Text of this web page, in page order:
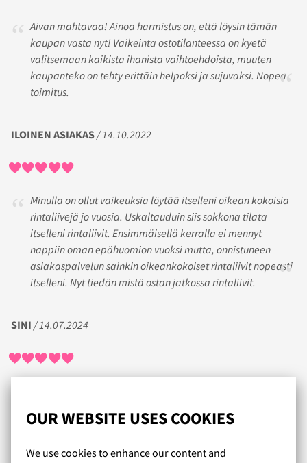
OUR WEBSITE USES COOKIES
We use cookies to enhance our content and
Aivan mahtavaa! Ainoa harmistus on, että löysin tämän
kaupan vasta nyt! Vaikeinta ostotilanteessa on kyetä
valitsemaan kaikista ihanista vaihtoehdoista, muuten
kaupanteko on tehty erittäin helpoksi ja sujuvaksi. Nopea
toimitus.
ILOINEN ASIAKAS/ 14.10.2022
Minulla on ollut vaikeuksia löytää itselleni oikean kokoisia
rintaliivejä jo vuosia. Uskaltauduin siis sokkona tilata
itselleni rintaliivit. Ensimmäisellä kerralla ei mennyt
nappiin oman epähuomion vuoksi mutta, onnistuneen
asiakaspalvelun sainkin oikeankokoiset rintaliivit nopeasti
itselleni. Nyt tiedän mistä ostan jatkossa rintaliivit.
SINI / 14.07.2024
oikean koon ostamiseen ja sopivan liivimallin valintaan.
sovittaminen paikanpäällä ei ole mahdollista, kehottaisin